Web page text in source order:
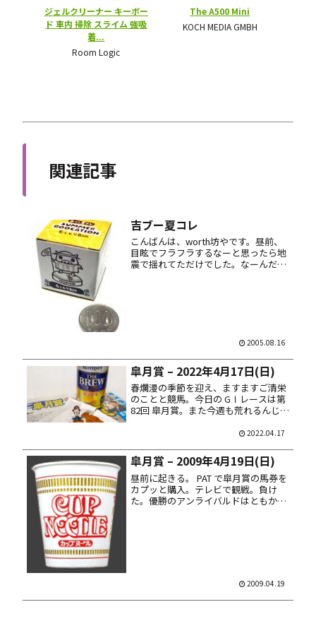
関連記事
吉ブー夏コレ
こんばんは、worth坊やです。昼前、
目眩でフラフラするなーと思ったら地
震で揺れてただけでした。なーんだ、
2005.08.16
皐月賞 – 2022年4月17日(日)
春爛漫の季節を迎え、ますますご清栄
のことと競馬。今日の GⅠレースは第
82回 皐月賞。また今週も荒れるんじゃ
アビリティ 9. サトノヘリオス 12. ドウ
Ｂ...
2022.04.17
皐月賞 – 2009年4月19日(日)
昼前に起きる。 PAT で皐月賞の馬券を
カプッと購入。テレビで観戦。負け
た。優勝のアンライバルドはともか
2009.04.19